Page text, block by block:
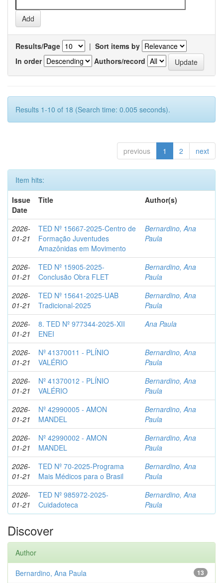
Results/Page | Sort items by
In order
Authors/record
Results 1-10 of 18 (Search time: 0.005 seconds).
previous 1 2 next
Item hits:
Issue
Date
Title Author(s)
2026-
01-21
TED Nº 15667-2025-Centro de
Formação Juventudes
Amazônidas em Movimento
Bernardino, Ana
Paula
2026-
01-21
TED Nº 15905-2025-
Conclusão Obra FLET
Bernardino, Ana
Paula
2026-
01-21
TED Nº 15641-2025-UAB
Tradicional-2025
Bernardino, Ana
Paula
2026-
01-21
8. TED Nº 977344-2025-XII
ENEI
Ana Paula
2026-
01-21
Nº 41370011 - PLÍNIO
VALÉRIO
Bernardino, Ana
Paula
2026-
01-21
Nº 41370012 - PLÍNIO
VALÉRIO
Bernardino, Ana
Paula
2026-
01-21
Nº 42990005 - AMON
MANDEL
Bernardino, Ana
Paula
2026-
01-21
Nº 42990002 - AMON
MANDEL
Bernardino, Ana
Paula
2026-
01-21
TED Nº 70-2025-Programa
Mais Médicos para o Brasil
Bernardino, Ana
Paula
2026-
01-21
TED Nº 985972-2025-
Cuidadoteca
Bernardino, Ana
Paula
Discover
Author
13
Bernardino, Ana Paula